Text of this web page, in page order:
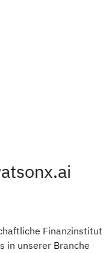
Finanzinstitut
in unserer Branche